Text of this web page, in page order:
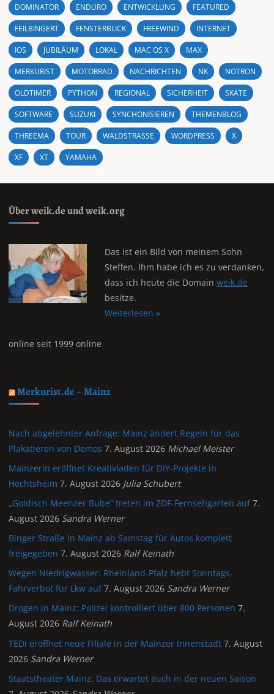
DOMINATOR ENDURO ENTWICKLUNG FEATURED
FEILBINGERT FENSTERBLICK FREEWIND INTERNET
IOS JUBILÄUM LOKAL MAC OS X MAX
MERKURIST MOTORRAD NACHRICHTEN NK NOTRON
OLDTIMER PYTHON REGIONAL SICHERHEIT SKATE
SOFTWARE SUZUKI SYNCHONISIEREN THEMENBLOG
THREEMA TOUR WALDSTRASSE WORDPRESS X
XF XT YAMAHA
Über weik.de und weik.org
Das ist ein Bild von meinem Sohn
Steffen. Ihm habe ich es zu verdanken,
dass ich heute die Domainweik.de
besitze.
Weiterlesen »
online seit 1999 online
Merkurist.de – Mainz
Nach abgelehnter Anfrage: Mainz ändert Regeln für das
Plakatieren von Demos 7. August 2026 Michael Meister
Mainzerin eröffnet Kreativladen für DIY-Projekte in
Hechtsheim 7. August 2026 Julia Schubert
„Goldisch Meenzer Bube“ treten im ZDF-Fernsehgarten auf 7.
August 2026 Sandra Werner
Binger Straße in Mainz ab Samstag für Autos komplett
freigegeben 7. August 2026 Ralf Keinath
Wegen Niedrigwasser: Rheinland-Pfalz hebt Sonntags-
Fahrverbot für Lkw auf 7. August 2026 Sandra Werner
Drogen in Mainz: Polizei kontrolliert über 800 Personen 7.
August 2026 Ralf Keinath
TEDi eröffnet neue Filiale in der Mainzer Innenstadt 7. August
2026 Sandra Werner
Staatstheater Mainz: Das erwartet euch in der neuen Saison